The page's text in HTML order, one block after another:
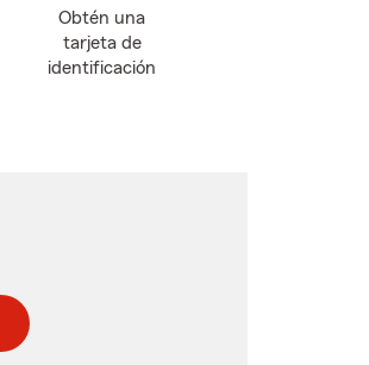
Obtén una
tarjeta de
identificación